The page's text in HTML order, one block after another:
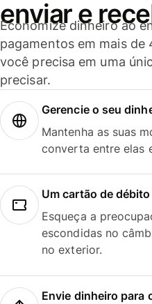
enviar e
Economize dinheiro ao
pagamentos em mais de
você precisa em uma
precisar.
Gerencie o seu
Mantenha as suas
converta entre elas
Um cartão de
Esqueça a
escondidas no
no exterior.
Envie dinheiro para